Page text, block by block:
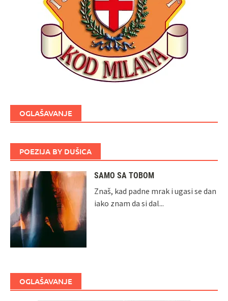
OGLAŠAVANJE
POEZIJA BY DUŠICA
SAMO SA TOBOM
Znaš, kad padne mrak i ugasi se dan
iako znam da si dal...
OGLAŠAVANJE